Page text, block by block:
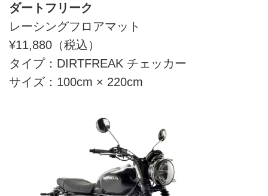
ダートフリーク
レーシングフロアマット
¥11,880（税込）
タイプ：DIRTFREAK チェッカー
サイズ：100cm × 220cm